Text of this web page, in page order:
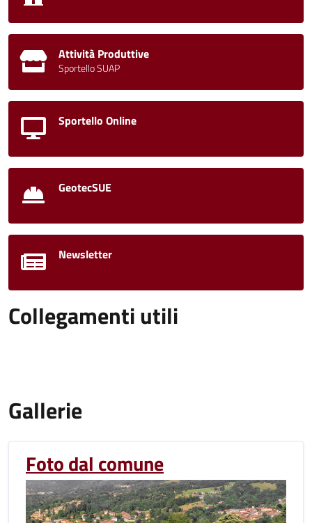
Attività Produttive
Sportello SUAP
Sportello Online
GeotecSUE
Newsletter
Collegamenti utili
Gallerie
Foto dal comune